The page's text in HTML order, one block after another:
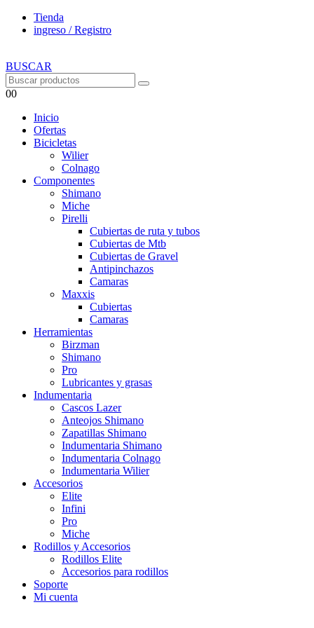
Tienda
ingreso / Registro
BUSCAR
00
Inicio
Ofertas
Bicicletas
Wilier
Colnago
Componentes
Shimano
Miche
Pirelli
Cubiertas de ruta y tubos
Cubiertas de Mtb
Cubiertas de Gravel
Antipinchazos
Camaras
Maxxis
Cubiertas
Camaras
Herramientas
Birzman
Shimano
Pro
Lubricantes y grasas
Indumentaria
Cascos Lazer
Anteojos Shimano
Zapatillas Shimano
Indumentaria Shimano
Indumentaria Colnago
Indumentaria Wilier
Accesorios
Elite
Infini
Pro
Miche
Rodillos y Accesorios
Rodillos Elite
Accesorios para rodillos
Soporte
Mi cuenta